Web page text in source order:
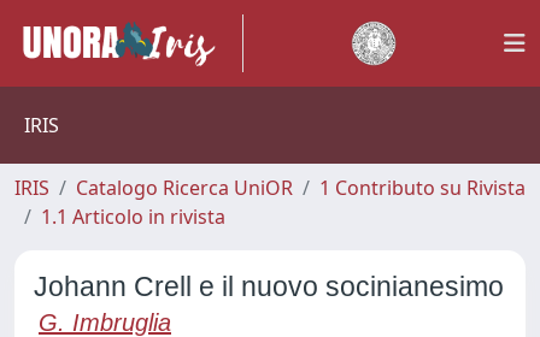
IRIS
IRIS Catalogo Ricerca UniOR
1 Contributo su Rivista
1.1 Articolo in rivista
Johann Crell e il nuovo socinianesimo
G. Imbruglia